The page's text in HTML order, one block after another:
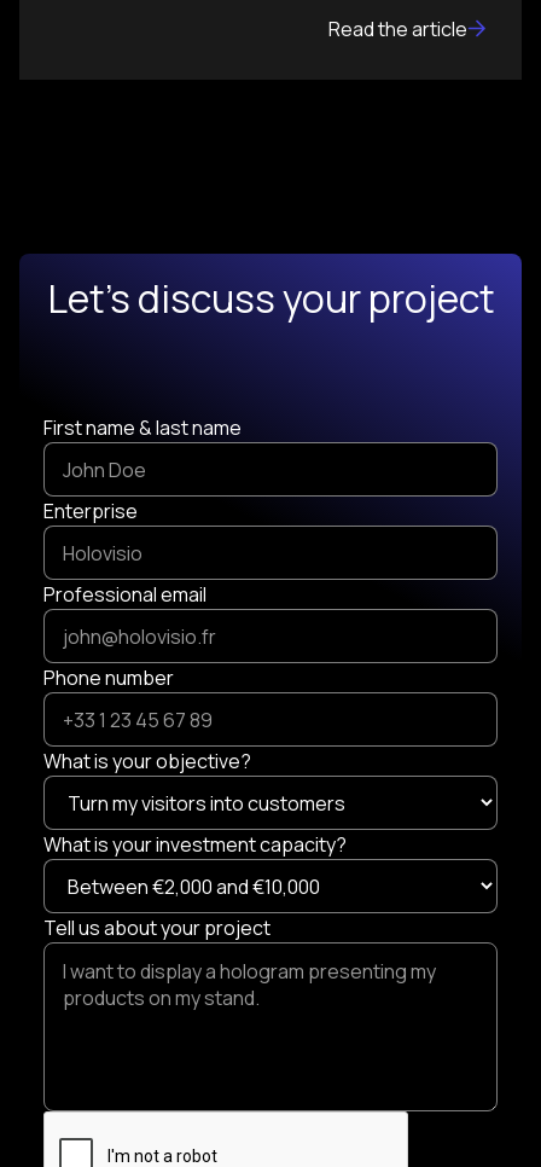
Read the article
Let's discuss your project
First name & last name
Enterprise
Professional email
Phone number
What is your objective?
What is your investment capacity?
Tell us about your project